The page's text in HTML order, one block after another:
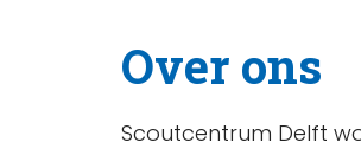
Over ons
Scoutcentrum Delft